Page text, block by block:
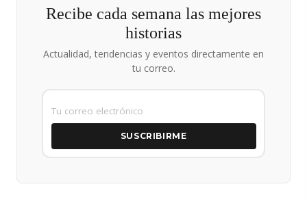
Recibe cada semana las mejores
historias
Actualidad, tendencias y eventos directamente en
tu correo.
SUSCRIBIRME